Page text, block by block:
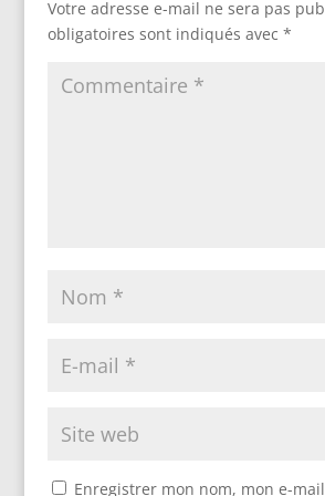
Votre adresse e-mail ne sera pas
obligatoires sont indiqués avec *
Enregistrer mon nom, mon e-